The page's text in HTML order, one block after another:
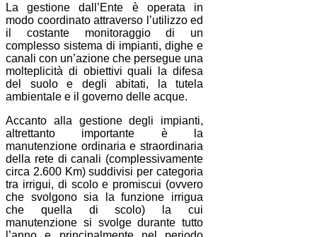
La gestione dall’Ente è operata in
modo coordinato attraverso l’utilizzo ed
il costante monitoraggio di un
complesso sistema di impianti, dighe e
canali con un’azione che persegue una
molteplicità di obiettivi quali la difesa
del suolo e degli abitati, la tutela
ambientale e il governo delle acque.
Accanto alla gestione degli impianti,
altrettanto importante è la
manutenzione ordinaria e straordinaria
della rete di canali (complessivamente
circa 2.600 Km) suddivisi per categoria
tra irrigui, di scolo e promiscui (ovvero
che svolgono sia la funzione irrigua
che quella di scolo) la cui
manutenzione si svolge durante tutto